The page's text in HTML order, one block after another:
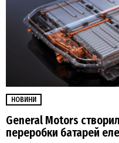
НОВИНИ
General Motors
переробки батарей